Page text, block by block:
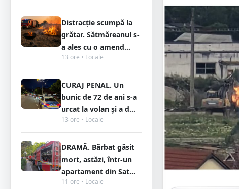
Distracție scumpă la
grătar. Sătmăreanul s-
a ales cu o amend...
13 ore • Locale
CURAJ PENAL. Un
bunic de 72 de ani s-a
urcat la volan și a d...
13 ore • Locale
DRAMĂ. Bărbat găsit
mort, astăzi, într-un
apartament din Sat...
11 ore • Locale